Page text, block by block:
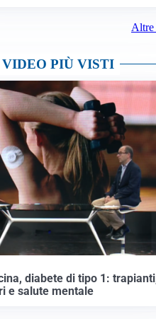
Altre
VIDEO PIÙ VISTI
diabete di tipo 1:
e salute mentale